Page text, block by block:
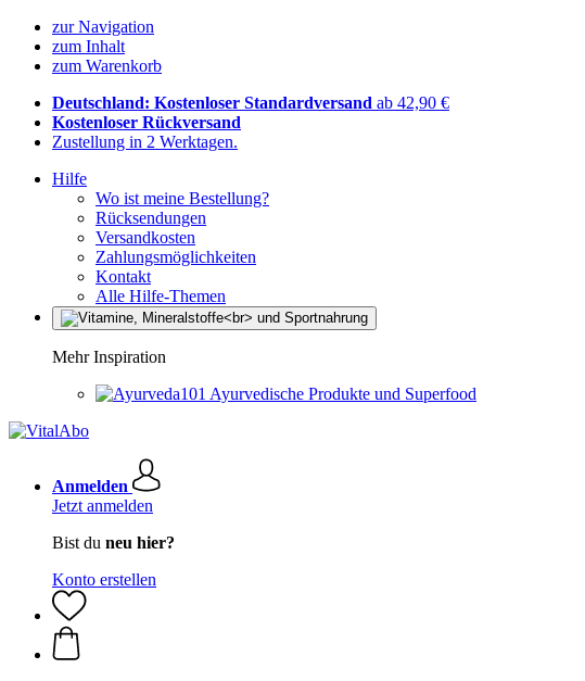
zur Navigation
zum Inhalt
zum Warenkorb
Deutschland: Kostenloser Standardversand ab 42,90 €
Kostenloser Rückversand
Zustellung in 2 Werktagen.
Hilfe
Wo ist meine Bestellung?
Rücksendungen
Versandkosten
Zahlungsmöglichkeiten
Kontakt
Alle Hilfe-Themen
Mehr Inspiration
Ayurvedische Produkte und Superfood
Anmelden
Jetzt anmelden
Bist du neu hier?
Konto erstellen